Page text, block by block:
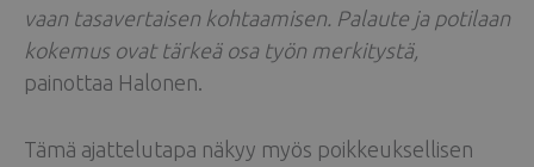
vaan tasavertaisen kohtaamisen. Palaute ja potilaan
kokemus ovat tärkeä osa työn merkitystä,
painottaa Halonen.
Tämä ajattelutapa näkyy myös poikkeuksellisen